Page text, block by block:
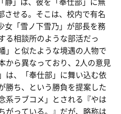
させる。そこは、校内で有名
女「雪ノ下雪乃」が部長を務
る相談所のような部活だっ
」と似たような境遇の人物で
から異なっており、2人の意見
は、「奉仕部」に舞い込む依
勝ち、という勝負を提案した
系ラブコメ」とされる『やは
がっている。』だが、略称は